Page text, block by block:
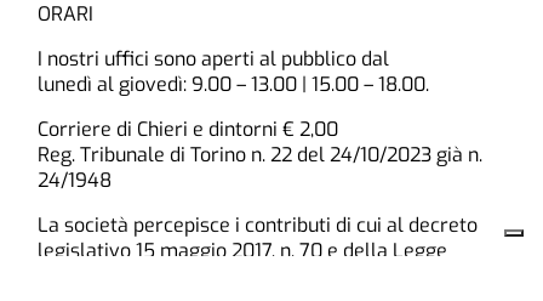
ORARI
I nostri uffici sono aperti al pubblico dal
lunedì al giovedì: 9.00 – 13.00 | 15.00 – 18.00.
Corriere di Chieri e dintorni € 2,00
Reg. Tribunale di Torino n. 22 del 24/10/2023 già n.
24/1948
La società percepisce i contributi di cui al decreto
legislativo 15 maggio 2017, n. 70 e della Legge